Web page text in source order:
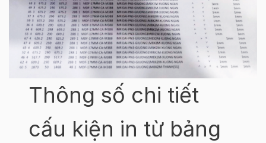
Thông số chi tiết
cấu kiện in từ bảng